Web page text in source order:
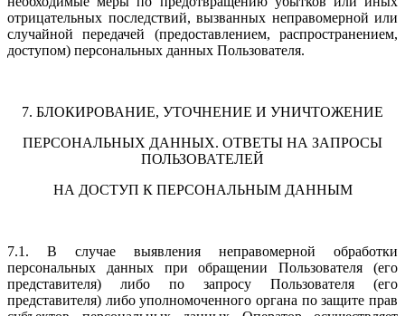
отрицательных последствий, вызванных неправомерной или
случайной передачей (предоставлением, распространением,
доступом) персональных данных Пользователя.
7. БЛОКИРОВАНИЕ, УТОЧНЕНИЕ И УНИЧТОЖЕНИЕ
ПЕРСОНАЛЬНЫХ ДАННЫХ. ОТВЕТЫ НА ЗАПРОСЫ
ПОЛЬЗОВАТЕЛЕЙ
НА ДОСТУП К ПЕРСОНАЛЬНЫМ ДАННЫМ
7.1. В случае выявления неправомерной обработки
персональных данных при обращении Пользователя (его
представителя) либо по запросу Пользователя (его
представителя) либо уполномоченного органа по защите прав